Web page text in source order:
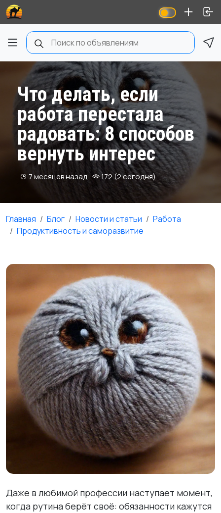
Что делать, если
работа перестала
радовать: 8 способов
вернуть интерес
7 месяцев назад 172 (2 сегодня)
Главная Блог Новости и статьи
Работа
Продуктивность и саморазвитие
Даже в любимой профессии наступает момент,
когда рутина берёт своё: обязанности кажутся